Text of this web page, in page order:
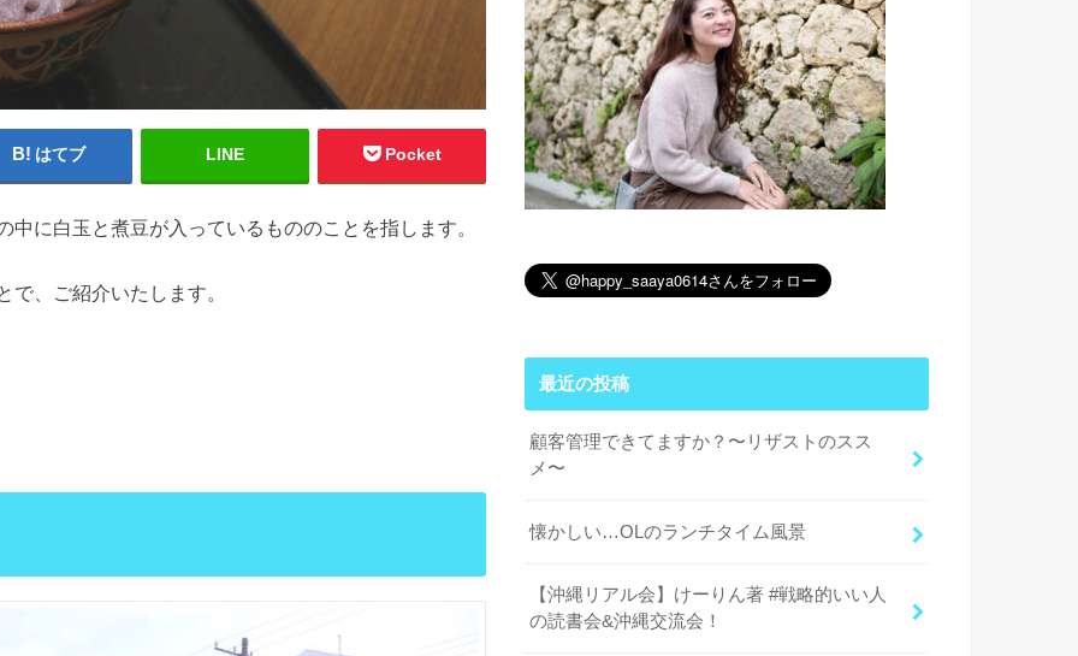
はてブ LINE Pocket
に白玉と煮豆が入っているもののことを指します。
、ご紹介いたします。
最近の投稿
顧客管理できてますか？〜リザストのスス
メ〜
懐かしい…OLのランチタイム風景
【沖縄リアル会】けーりん著 #戦略的いい人
の読書会&沖縄交流会！